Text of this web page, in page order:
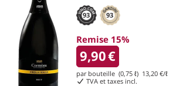
93 93
Remise 15%
9,90€
par bouteille (0,75 ℓ) 13,20 €/ℓ
TVA et taxes incl.